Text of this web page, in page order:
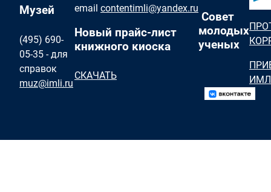
Музей
(495) 690-
05-35 - для
справок
muz@imli.ru
email contentimli@yandex.ru
Новый прайс-лист
книжного киоска
СКАЧАТЬ
Совет
молодых
ученых